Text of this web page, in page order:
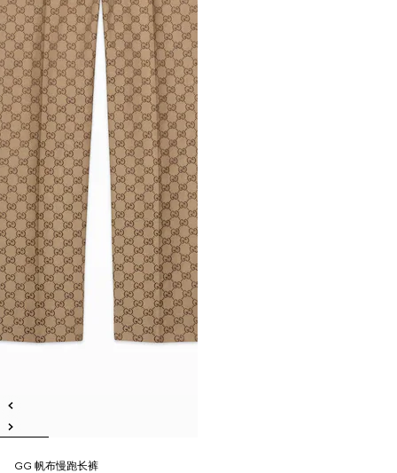
GG 帆布慢跑长裤